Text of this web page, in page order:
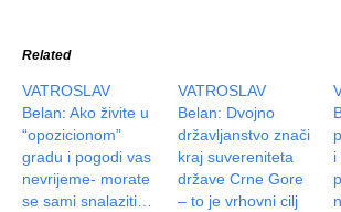
Related
VATROSLAV
Belan: Ako živite u
“opozicionom”
gradu i pogodi vas
nevrijeme- morate
se sami snalaziti…
VATROSLAV
Belan: Dvojno
državljanstvo znači
kraj suvereniteta
države Crne Gore
– to je vrhovni cilj
i